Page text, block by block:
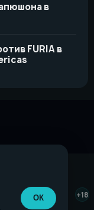
в
FURIA в
+18
ОК